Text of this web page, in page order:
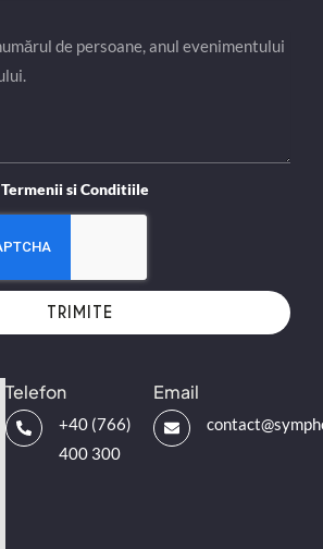
Telefon
+40 (766)
400 300
Email
Termenii si Conditiile
TRIMITE